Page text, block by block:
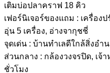
เติมบ่อปลาคราฟ 18 คิว
เฟอร์นิเจอร์ของแถม : เครื่อง
อุ่น 5 เครื่อง, อ่างจากุชชี่
จุดเด่น : บ้านทำเลดีใกล้สิ่งอ
ส่วนกลาง : กล้องวงจรปิด, เ
ชั่วโมง